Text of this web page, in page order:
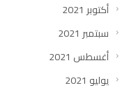
أكتوبر 2021
سبتمبر 2021
أغسطس 2021
يوليو 2021